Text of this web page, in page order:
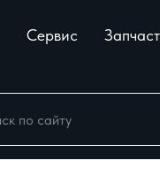
Сервис